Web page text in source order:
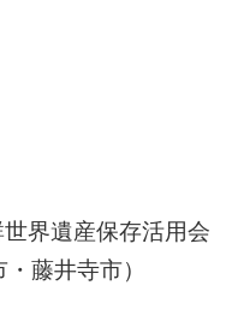
界遺産保存活用会
藤井寺市）